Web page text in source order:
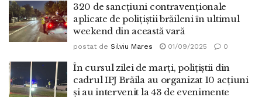
320 de sancțiuni contravenționale
aplicate de polițiștii brăileni în ultimul
weekend din această vară
postat de Silviu Mares 01/09/2025 0
În cursul zilei de marți, polițiștii din
cadrul IPJ Brăila au organizat 10 acțiuni
și au intervenit la 43 de evenimente